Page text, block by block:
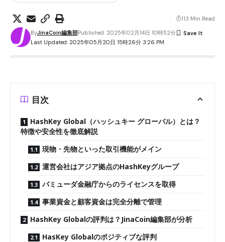
Last Updated: 2025年05月20日 15時26分 3:26 PM
ByJinaCoin編集部Published: 2025年02月14日 10時52分
113 Min Read
目次
HashKey Global（ハッシュキー グローバル）とは？
特徴や安全性を徹底解説
現物・先物といった取引機能がメイン
運営会社はアジア拠点のHashKeyグループ
バミューダ金融庁からのライセンスを取得
事業資金と顧客資金は完全分離で管理
HashKey Globalの評判は？JinaCoin編集部が分析
HasKey Globalのポジティブな評判